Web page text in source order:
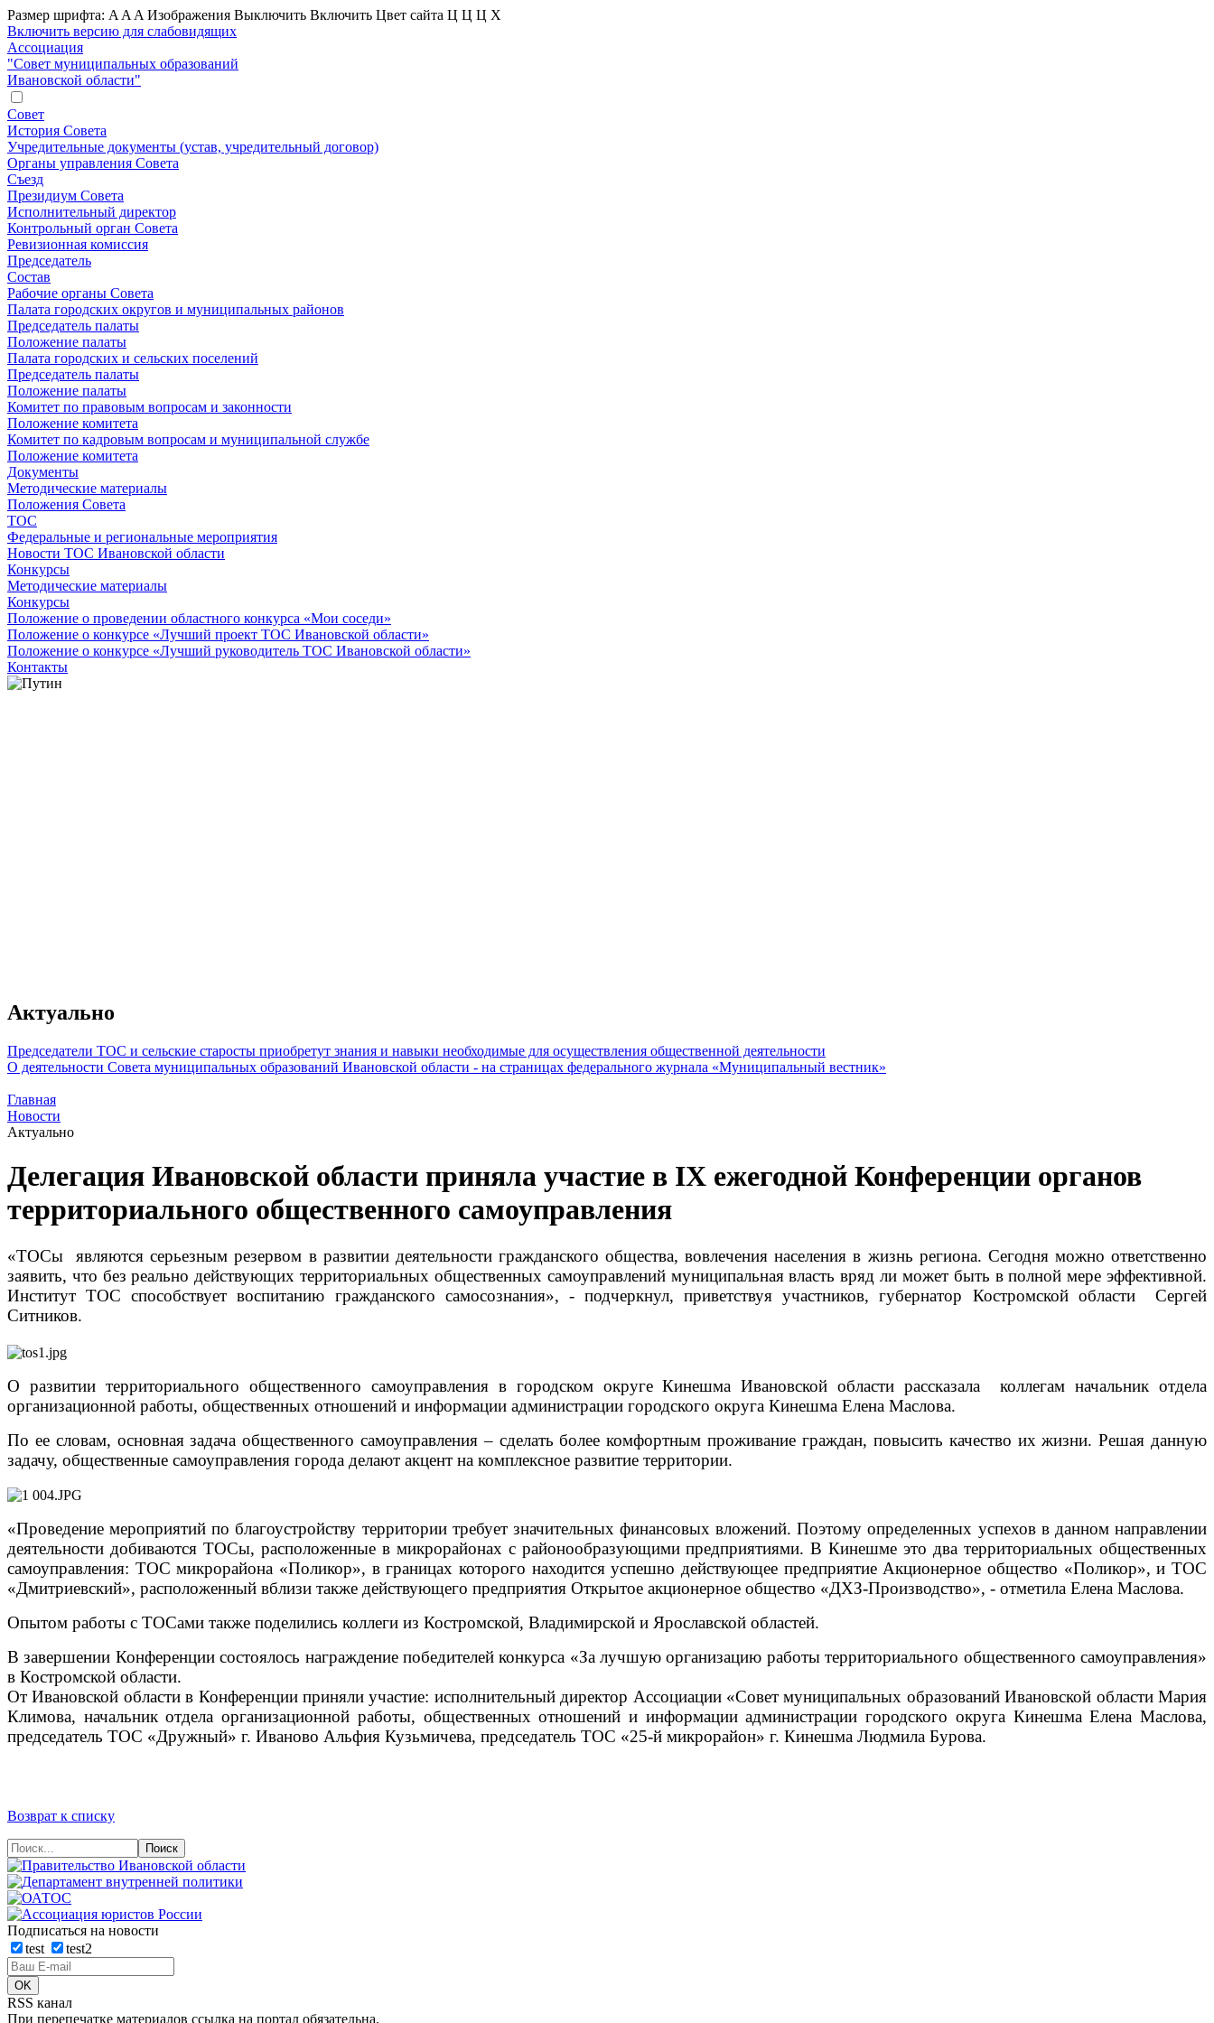
Размер шрифта: A A A Изображения Выключить Включить Цвет сайта Ц Ц Ц Х
Включить версию для слабовидящих
Ассоциация
"Совет муниципальных образований
Ивановской области"
Совет
История Совета
Учредительные документы (устав, учредительный договор)
Органы управления Совета
Съезд
Президиум Совета
Исполнительный директор
Контрольный орган Совета
Ревизионная комиссия
Председатель
Состав
Рабочие органы Совета
Палата городских округов и муниципальных районов
Председатель палаты
Положение палаты
Палата городских и сельских поселений
Председатель палаты
Положение палаты
Комитет по правовым вопросам и законности
Положение комитета
Комитет по кадровым вопросам и муниципальной службе
Положение комитета
Документы
Методические материалы
Положения Совета
ТОС
Федеральные и региональные мероприятия
Новости ТОС Ивановской области
Конкурсы
Методические материалы
Конкурсы
Положение о проведении областного конкурса «Мои соседи»
Положение о конкурсе «Лучший проект ТОС Ивановской области»
Положение о конкурсе «Лучший руководитель ТОС Ивановской области»
Контакты
Актуально
Председатели ТОС и сельские старосты приобретут знания и навыки необходимые для осуществления общественной деятельности
О деятельности Совета муниципальных образований Ивановской области - на страницах федерального журнала «Муниципальный вестник»
Главная
Новости
Актуально
Делегация Ивановской области приняла участие в IX ежегодной Конференции органов
территориального общественного самоуправления
«ТОСы являются серьезным резервом в развитии деятельности гражданского общества, вовлечения населения в жизнь региона. Сегодня можно ответственно
заявить, что без реально действующих территориальных общественных самоуправлений муниципальная власть вряд ли может быть в полной мере эффективной.
Институт ТОС способствует воспитанию гражданского самосознания», - подчеркнул, приветствуя участников, губернатор Костромской области Сергей
Ситников.
О развитии территориального общественного самоуправления в городском округе Кинешма Ивановской области рассказала коллегам начальник отдела
организационной работы, общественных отношений и информации администрации городского округа Кинешма Елена Маслова.
По ее словам, основная задача общественного самоуправления – сделать более комфортным проживание граждан, повысить качество их жизни. Решая данную
задачу, общественные самоуправления города делают акцент на комплексное развитие территории.
«Проведение мероприятий по благоустройству территории требует значительных финансовых вложений. Поэтому определенных успехов в данном направлении
деятельности добиваются ТОСы, расположенные в микрорайонах с районообразующими предприятиями. В Кинешме это два территориальных общественных
самоуправления: ТОС микрорайона «Поликор», в границах которого находится успешно действующее предприятие Акционерное общество «Поликор», и ТОС
«Дмитриевский», расположенный вблизи также действующего предприятия Открытое акционерное общество «ДХЗ-Производство», - отметила Елена Маслова.
Опытом работы с ТОСами также поделились коллеги из Костромской, Владимирской и Ярославской областей.
В завершении Конференции состоялось награждение победителей конкурса «За лучшую организацию работы территориального общественного самоуправления»
в Костромской области.
От Ивановской области в Конференции приняли участие: исполнительный директор Ассоциации «Совет муниципальных образований Ивановской области Мария
Климова, начальник отдела организационной работы, общественных отношений и информации администрации городского округа Кинешма Елена Маслова,
председатель ТОС «Дружный» г. Иваново Альфия Кузьмичева, председатель ТОС «25-й микрорайон» г. Кинешма Людмила Бурова.
Возврат к списку
Подписаться на новости
test
test2
RSS канал
При перепечатке материалов ссылка на портал обязательна.